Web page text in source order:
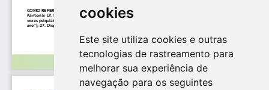
cookies
Este site utiliza cookies e outras
tecnologias de rastreamento para
melhorar sua experiência de
navegação para os seguintes